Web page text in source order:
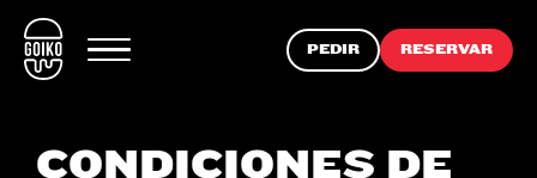
PEDIR RESERVAR
CONDICIONES DE